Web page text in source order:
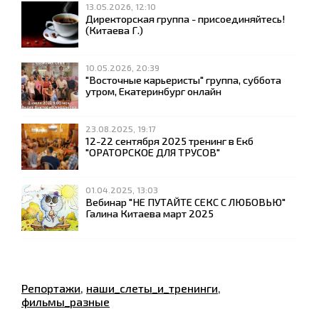
13.05.2026, 12:10
Директорская группа - присоединяйтесь!
(Китаева Г.)
10.05.2026, 20:39
"Восточные карьеристы" группа, суббота
утром, Екатеринбург онлайн
23.08.2025, 19:17
12-22 сентября 2025 тренинг в Екб
"ОРАТОРСКОЕ ДЛЯ ТРУСОВ"
01.04.2025, 13:03
Вебинар "НЕ ПУТАЙТЕ СЕКС С ЛЮБОВЬЮ"
Галина Китаева март 2025
Репортажи наши_слеты_и_тренинги
фильмы_разные